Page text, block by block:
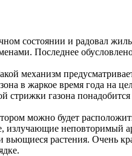
состоянии и радовал
Последнее
механизм
в жаркое время года на
газона
можно будет
излучающие неповторимый
растения. Очень